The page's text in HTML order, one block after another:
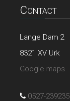
Contact
Lange Dam 2
8321 XV Urk
Google maps
0527-239235